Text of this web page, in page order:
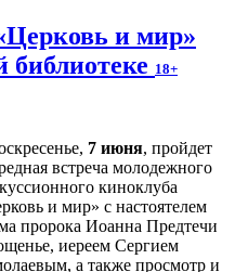
и мир»
библиотеке 18+
7 июня, пройдет
встреча молодежного
киноклуба
и мир» с настоятелем
пророка Иоанна Предтечи
иереем Сергием
а также просмотр и